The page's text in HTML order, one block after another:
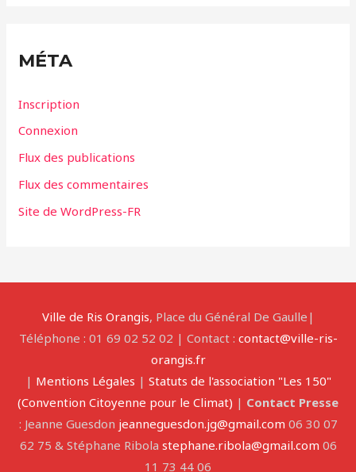
MÉTA
Inscription
Connexion
Flux des publications
Flux des commentaires
Site de WordPress-FR
Ville de Ris Orangis, Place du Général De Gaulle|
Téléphone : 01 69 02 52 02 | Contact : contact@ville-ris-
orangis.fr
| Mentions Légales | Statuts de l'association "Les 150"
(Convention Citoyenne pour le Climat) | Contact Presse
: Jeanne Guesdon jeanneguesdon.jg@gmail.com 06 30 07
62 75 & Stéphane Ribola stephane.ribola@gmail.com 06
11 73 44 06